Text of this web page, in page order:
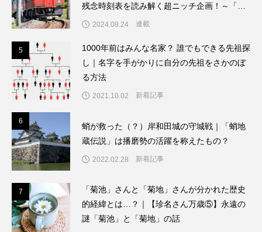
残念時刻表を読み解く超ニッチ企画！～「渡
辺雅史の残念な鉄道時刻表」第9回
2024.08.24 連載
5
1000年前はみんな名家？ 誰でもできる先祖探
し｜名字を手がかりに自分の先祖をさかのぼ
る方法
2021.10.02 新着記事
6
蛸が救った（？）岸和田城の守城戦｜「蛸地
蔵伝説」は播磨勢の活躍を称えたもの？
2022.02.28 新着記事
7
「菊池」さんと「菊地」さんが分かれた歴史
的経緯とは…？｜【珍名さん万歳⑤】永遠の
謎「菊池」と「菊地」の話